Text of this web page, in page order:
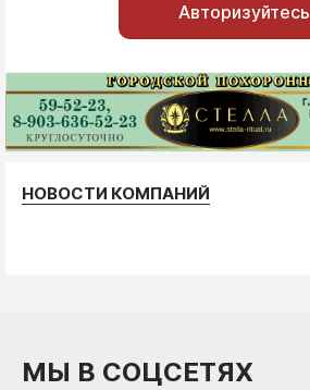
Авторизуйтесь
НОВОСТИ КОМПАНИЙ
МЫ В СОЦСЕТЯХ